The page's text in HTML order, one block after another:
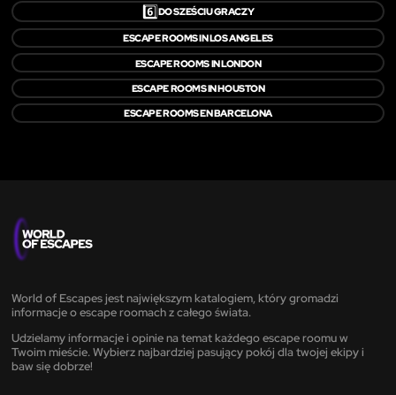
6️⃣DO SZEŚCIU GRACZY
ESCAPE ROOMS IN LOS ANGELES
ESCAPE ROOMS IN LONDON
ESCAPE ROOMS IN HOUSTON
ESCAPE ROOMS EN BARCELONA
World of Escapes jest największym katalogiem, który gromadzi
informacje o escape roomach z całego świata.
Udzielamy informacje i opinie na temat każdego escape roomu w
Twoim mieście. Wybierz najbardziej pasujący pokój dla twojej ekipy i
baw się dobrze!